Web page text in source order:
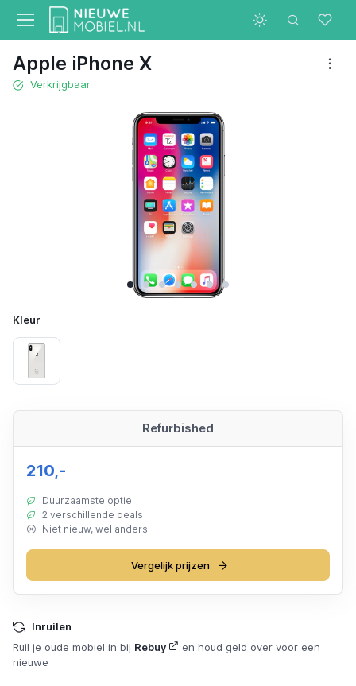
Apple iPhone X
Verkrijgbaar
Kleur
Silver
Refurbished
210,-
Duurzaamste optie
2 verschillende deals
Niet nieuw, wel anders
Vergelijk prijzen
Inruilen
Ruil je oude mobiel in bij Rebuy
en houd geld over voor een
nieuwe